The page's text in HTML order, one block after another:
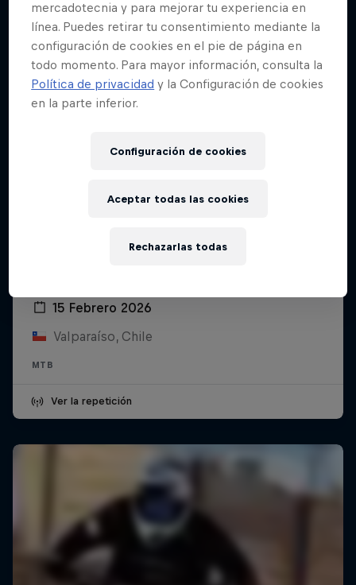
15 Febrero 2026
Valparaíso, Chile
MTB
Ver la repetición
mercadotecnia y para mejorar tu experiencia en
línea. Puedes retirar tu consentimiento mediante la
configuración de cookies en el pie de página en
todo momento. Para mayor información, consulta la
Política de privacidad y la Configuración de cookies
en la parte inferior.
Configuración de cookies
Rechazarlas todas
Aceptar todas las cookies